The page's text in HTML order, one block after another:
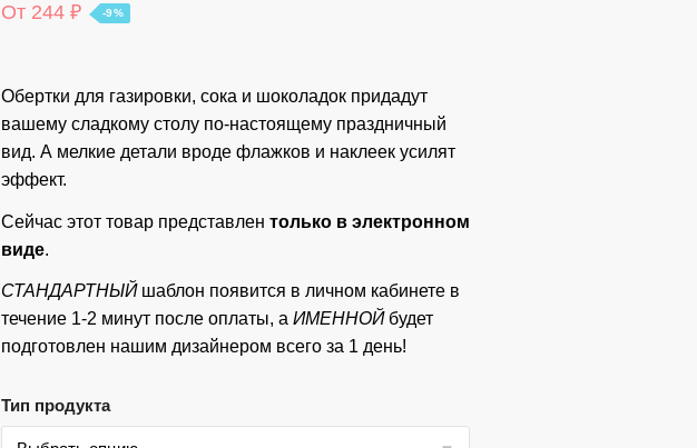
От 244 ₽ -9%
Обертки для газировки, сока и шоколадок придадут
вашему сладкому столу по-настоящему праздничный
вид. А мелкие детали вроде флажков и наклеек усилят
эффект.
Сейчас этот товар представлен только в электронном
виде.
СТАНДАРТНЫЙшаблон появится в личном кабинете в
течение 1-2 минут после оплаты, а ИМЕННОЙбудет
подготовлен нашим дизайнером всего за 1 день!
Тип продукта